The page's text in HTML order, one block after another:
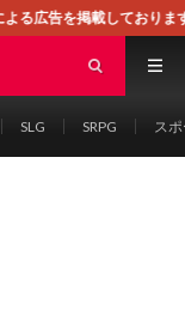
。
SLG SRPG ス